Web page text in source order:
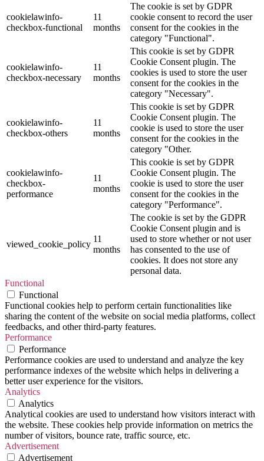
cookielawinfo-
checkbox-functional
11
months
The cookie is set by GDPR
cookie consent to record the user
consent for the cookies in the
category "Functional".
cookielawinfo-
checkbox-necessary
11
months
This cookie is set by GDPR
Cookie Consent plugin. The
cookies is used to store the user
consent for the cookies in the
category "Necessary".
cookielawinfo-
checkbox-others
11
months
This cookie is set by GDPR
Cookie Consent plugin. The
cookie is used to store the user
consent for the cookies in the
category "Other.
cookielawinfo-
checkbox-
performance
11
months
This cookie is set by GDPR
Cookie Consent plugin. The
cookie is used to store the user
consent for the cookies in the
category "Performance".
viewed_cookie_policy
11
months
The cookie is set by the GDPR
Cookie Consent plugin and is
used to store whether or not user
has consented to the use of
cookies. It does not store any
personal data.
Functional
Functional
Functional cookies help to perform certain functionalities like
sharing the content of the website on social media platforms, collect
feedbacks, and other third-party features.
Performance
Performance
Performance cookies are used to understand and analyze the key
performance indexes of the website which helps in delivering a
better user experience for the visitors.
Analytics
Analytics
Analytical cookies are used to understand how visitors interact with
the website. These cookies help provide information on metrics the
number of visitors, bounce rate, traffic source, etc.
Advertisement
Advertisement